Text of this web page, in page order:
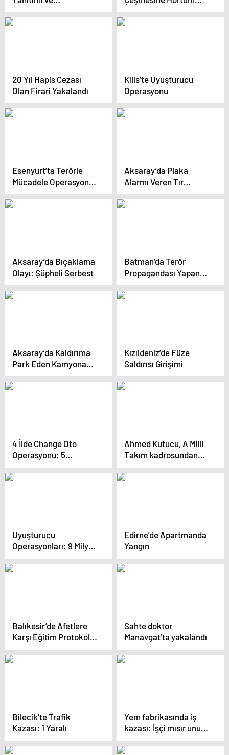
Dolandırıcılık Uyarısı
Takıp Araç Yıkayan
Sürücüye Ceza
20 Yıl Hapis Cezası
Olan Firari Yakalandı
Kilis’te Uyuşturucu
Operasyonu
Esenyurt’ta Terörle
Mücadele Operasyonu:
İki Eş Başkan
Gözaltında
Aksaray’da Plaka
Alarmı Veren Tır
Durduruldu
Aksaray’da Bıçaklama
Olayı: Şüpheli Serbest
Batman’da Terör
Propagandası Yapan
Şahıs Tutuklandı
Aksaray’da Kaldırıma
Park Eden Kamyona
691 Lira Ceza
Kızıldeniz’de Füze
Saldırısı Girişimi
4 İlde Change Oto
Operasyonu: 5
Tutuklama
Ahmed Kutucu, A Milli
Takım kadrosundan
çıkarıldı
Uyuşturucu
Operasyonları: 9 Milyon
Hap Ele Geçirildi
Edirne’de Apartmanda
Yangın
Balıkesir’de Afetlere
Karşı Eğitim Protokolü
İmzalandı
Sahte doktor
Manavgat’ta yakalandı
Bilecik’te Trafik
Kazası: 1 Yaralı
Yem fabrikasında iş
kazası: İşçi mısır unu
silosuna düştü